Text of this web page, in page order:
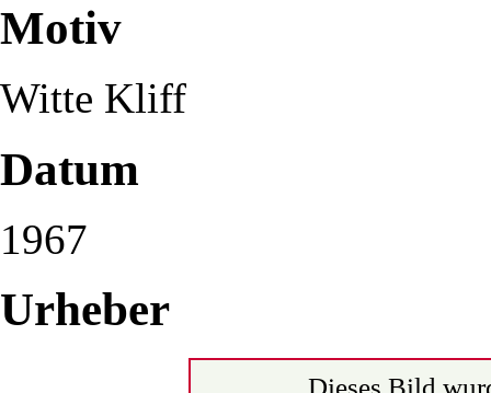
Motiv
Witte Kliff
Datum
1967
Urheber
Dieses Bild